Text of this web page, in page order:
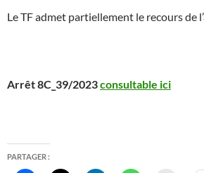
Le TF admet partiellement le recours de
Arrêt 8C_39/2023consultable ici
PARTAGER :